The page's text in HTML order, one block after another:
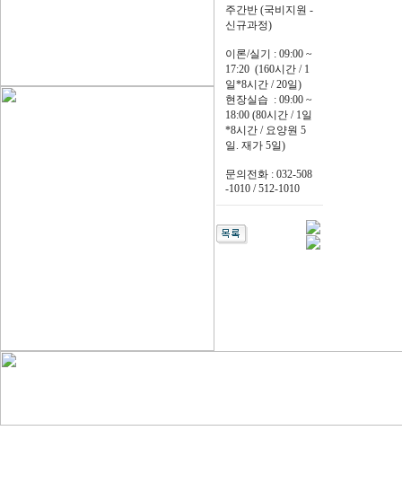
주간반 (국비지원 -
신규과정)
이론/실기 : 09:00 ~
17:20 (160시간 / 1
일*8시간 / 20일)
현장실습 : 09:00 ~
18:00 (80시간 / 1일
*8시간 / 요양원 5
일. 재가 5일)
문의전화 : 032-508
-1010 / 512-1010